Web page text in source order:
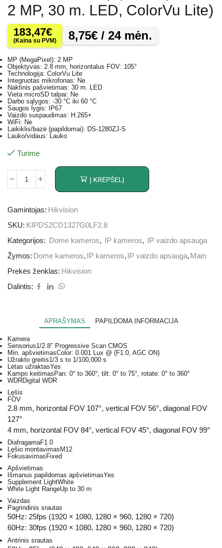
2 MP, 30 m. LED, ColorVu Lite)
183,47€
(Kaina su PVM) 8,75€ / 24 mėn.
MP (MegaPixel): 2 MP
Objektyvas: 2.8 mm, horizontalus FOV: 105°
Technologija: ColorVu Lite
Integruotas mikrofonas: Ne
Naktinis pašvietimas: 30 m. LED
Vieta microSD talpai: Ne
Darbo sąlygos: -30 °C iki 60 °C
Saugos lygis: IP67
Vaizdo suspaudimas: H.265+
WiFi: Ne
Laikiklis/bazė (papildomai): DS-1280ZJ-S
Lauko/vidaus: Lauko
Turime
Į KREPŠELĮ
Gamintojas: Hikvision
SKU: KIPDS2CD1327G0LF2.8
Kategorijos:
Dome kameros, IP kameros,
IP vaizdo apsauga
Žymos: Dome kameros, IP kameros, IP vaizdo apsauga, Main
Prekės ženklas: Hikvision
Dalintis:
APRAŠYMAS PAPILDOMA INFORMACIJA
Kamera
Sensorius1/2.8″ Progressive Scan CMOS
Min. apšvietimasColor: 0.001 Lux @ (F1.0, AGC ON)
Užrakto greitis1/3 s to 1/100,000 s
Lėtas užraktasYes
Kampo keitimasPan: 0° to 360°, tilt: 0° to 75°, rotate: 0° to 360°
WDRDigital WDR
Lęšis
FOV
2.8 mm, horizontal FOV 107°, vertical FOV 56°, diagonal FOV
127°
4 mm, horizontal FOV 84°, vertical FOV 45°, diagonal FOV 99°
DiafragamaF1.0
Lęšio montavimas M12
Fokusavimas Fixed
Apšvietimas
Išmanus papildomas apšvietimasYes
Supplement LightWhite
White Light RangeUp to 30 m
Vaizdas
Pagrindinis srautas
50Hz: 25fps (1920 × 1080, 1280 × 960, 1280 × 720)
60Hz: 30fps (1920 × 1080, 1280 × 960, 1280 × 720)
Antrinis srautas